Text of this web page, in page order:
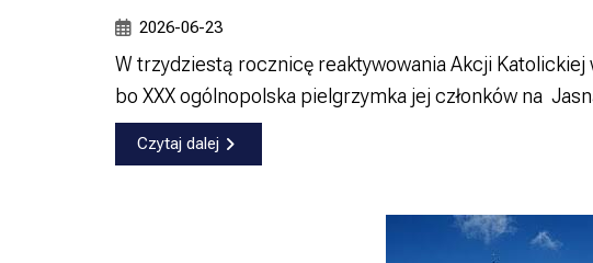
2026-06-23
W trzydziestą rocznicę reaktywowania Akcji Katolickiej
bo XXX ogólnopolska pielgrzymka jej członków na
Czytaj dalej